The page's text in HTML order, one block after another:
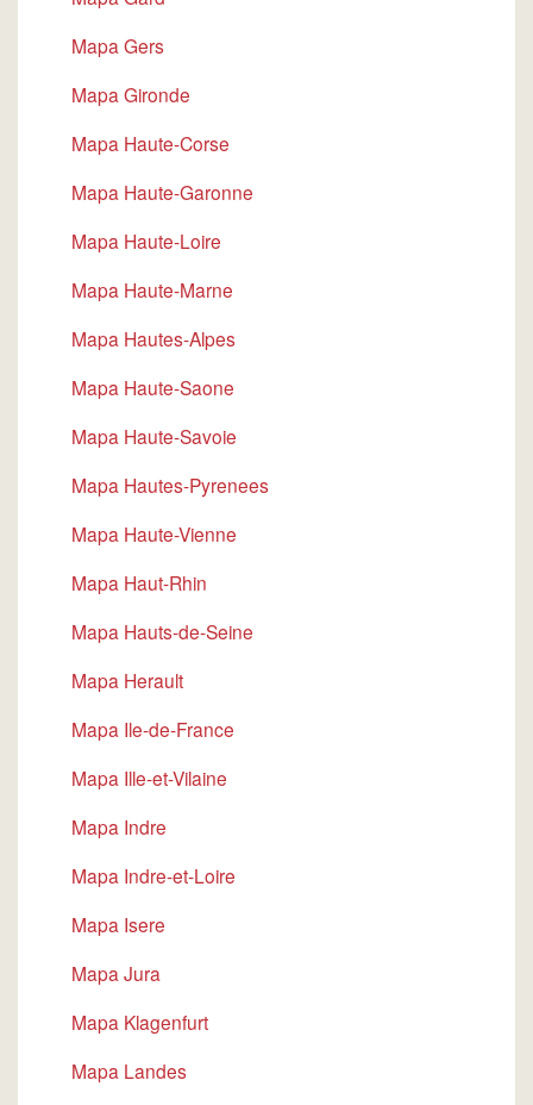
Mapa Gers
Mapa Gironde
Mapa Haute-Corse
Mapa Haute-Garonne
Mapa Haute-Loire
Mapa Haute-Marne
Mapa Hautes-Alpes
Mapa Haute-Saone
Mapa Haute-Savoie
Mapa Hautes-Pyrenees
Mapa Haute-Vienne
Mapa Haut-Rhin
Mapa Hauts-de-Seine
Mapa Herault
Mapa Ile-de-France
Mapa Ille-et-Vilaine
Mapa Indre
Mapa Indre-et-Loire
Mapa Isere
Mapa Jura
Mapa Klagenfurt
Mapa Landes